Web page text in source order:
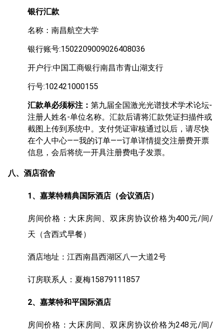
银行汇款
名称：南昌航空大学
银行账号:1502209009026408036
开户行:中国工商银行南昌市青山湖支行
行号:102421000155
汇款单必须标注： 第九届全国激光光谱技术学术论坛-
注册人姓名-单位名称。汇款后请将汇款凭证扫描件或
截图上传到系统中。支付凭证审核通过以后，请尽快
在个人中心——我的订单——订单详情提交注册费开票
信息，会后将统一开具注册费电子发票。
八、酒店宿舍
1、嘉莱特精典国际酒店（会议酒店）
房间价格：大床房间、双床房协议价格为400元/间/
天（含西式早餐）
酒店地址：江西南昌西湖区八一大道2号
订房联系人：夏梅15879111857
2、嘉莱特和平国际酒店
房间价格：大床房间、双床房协议价格为248元/间/